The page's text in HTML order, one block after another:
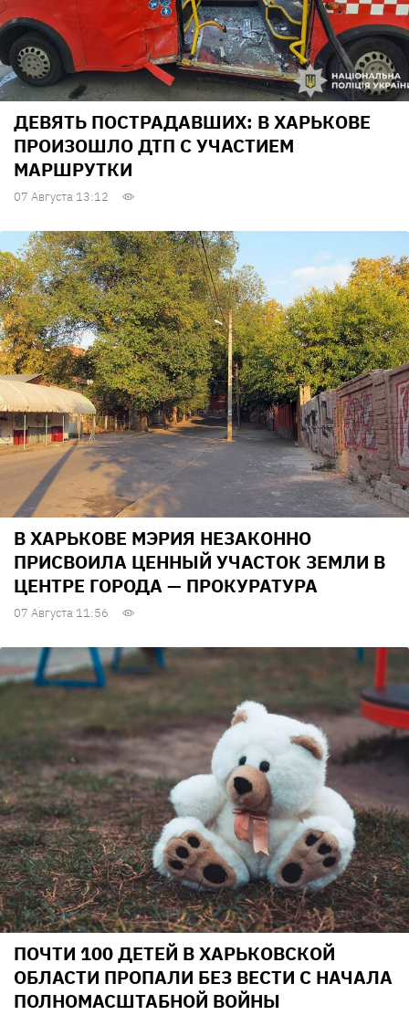
ДЕВЯТЬ ПОСТРАДАВШИХ: В ХАРЬКОВЕ
ПРОИЗОШЛО ДТП С УЧАСТИЕМ
МАРШРУТКИ
07 Августа 13:12
В ХАРЬКОВЕ МЭРИЯ НЕЗАКОННО
ПРИСВОИЛА ЦЕННЫЙ УЧАСТОК ЗЕМЛИ В
ЦЕНТРЕ ГОРОДА — ПРОКУРАТУРА
07 Августа 11:56
ПОЧТИ 100 ДЕТЕЙ В ХАРЬКОВСКОЙ
ОБЛАСТИ ПРОПАЛИ БЕЗ ВЕСТИ С НАЧАЛА
ПОЛНОМАСШТАБНОЙ ВОЙНЫ